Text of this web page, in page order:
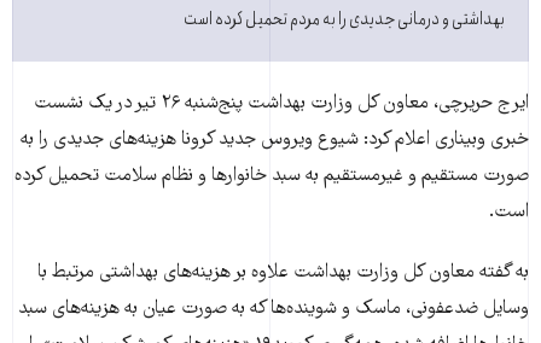
بهداشتی و درمانی جدیدی را به مردم تحمیل کرده است
ایرج حریرچی، معاون کل وزارت بهداشت پنج‌شنبه ۲۶ تیر در یک نشست
خبری وبیناری اعلام کرد: شیوع ویروس جدید کرونا هزینه‌های جدیدی را به
صورت مستقیم و غیرمستقیم به سبد خانوارها و نظام سلامت تحمیل کرده
است.
به گفته معاون کل وزارت بهداشت علاوه بر هزینه‌های بهداشتی مرتبط با
وسایل ضدعفونی، ماسک و شوینده‌ها که به صورت عیان به هزینه‌های سبد